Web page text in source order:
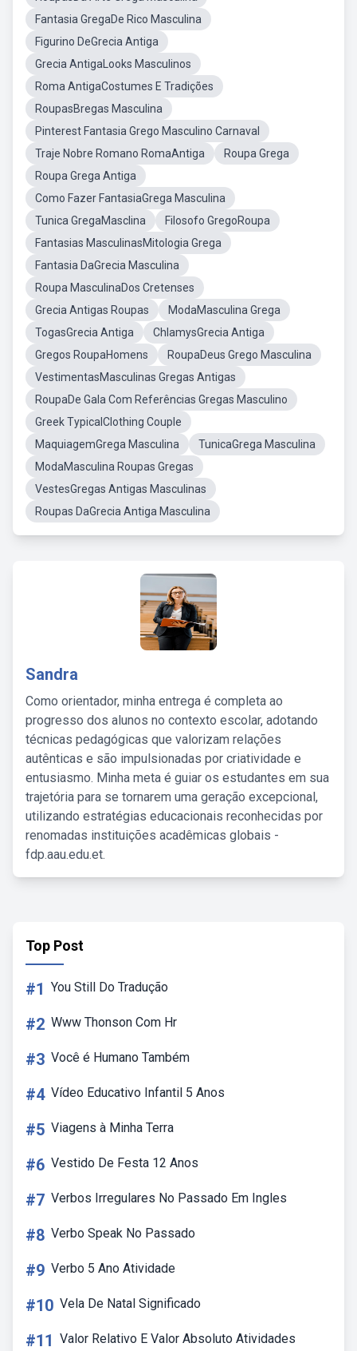
Fantasia GregaDe Rico Masculina
Figurino DeGrecia Antiga
Grecia AntigaLooks Masculinos
Roma AntigaCostumes E Tradições
RoupasBregas Masculina
Pinterest Fantasia Grego Masculino Carnaval
Traje Nobre Romano RomaAntiga
Roupa Grega
Roupa Grega Antiga
Como Fazer FantasiaGrega Masculina
Tunica GregaMasclina
Filosofo GregoRoupa
Fantasias MasculinasMitologia Grega
Fantasia DaGrecia Masculina
Roupa MasculinaDos Cretenses
Grecia Antigas Roupas
ModaMasculina Grega
TogasGrecia Antiga
ChlamysGrecia Antiga
Gregos RoupaHomens
RoupaDeus Grego Masculina
VestimentasMasculinas Gregas Antigas
RoupaDe Gala Com Referências Gregas Masculino
Greek TypicalClothing Couple
MaquiagemGrega Masculina
TunicaGrega Masculina
ModaMasculina Roupas Gregas
VestesGregas Antigas Masculinas
Roupas DaGrecia Antiga Masculina
Sandra
Como orientador, minha entrega é completa ao
progresso dos alunos no contexto escolar, adotando
técnicas pedagógicas que valorizam relações
autênticas e são impulsionadas por criatividade e
entusiasmo. Minha meta é guiar os estudantes em sua
trajetória para se tornarem uma geração excepcional,
utilizando estratégias educacionais reconhecidas por
renomadas instituições acadêmicas globais -
fdp.aau.edu.et.
Top Post
#1 You Still Do Tradução
#2 Www Thonson Com Hr
#3 Você é Humano Também
#4 Vídeo Educativo Infantil 5 Anos
#5 Viagens à Minha Terra
#6 Vestido De Festa 12 Anos
#7 Verbos Irregulares No Passado Em Ingles
#8 Verbo Speak No Passado
#9 Verbo 5 Ano Atividade
#10 Vela De Natal Significado
#11 Valor Relativo E Valor Absoluto Atividades